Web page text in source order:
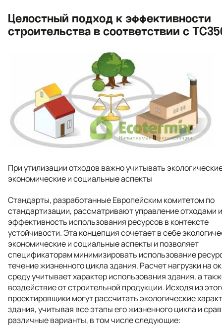
Целостный подход к эффективности
строительства в соответствии с
При утилизации отходов важно учитывать
экономические и социальные аспекты
Стандарты, разработанные Европейским комитетом по
стандартизации, рассматривают управление отходами и
эффективность использования ресурсов в контексте
устойчивости. Эта концепция сочетает в себе
экономические и социальные аспекты и позволяет
спецификаторам минимизировать использование
течение жизненного цикла здания. Расчет нагрузки на
среду учитывает характер использования здания, а
воздействие от строительной продукции. Исходя из
проектировщики могут рассчитать экологические
здания, учитывая все этапы его жизненного цикла и
различные варианты, в том числе следующие: